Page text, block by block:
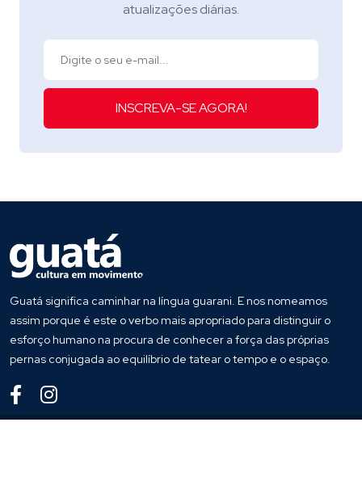
atualizações diárias.
INSCREVA-SE AGORA!
Guatá significa caminhar na língua guarani. E nos nomeamos
assim porque é este o verbo mais apropriado para distinguir o
esforço humano na procura de conhecer a força das próprias
pernas conjugada ao equilíbrio de tatear o tempo e o espaço.